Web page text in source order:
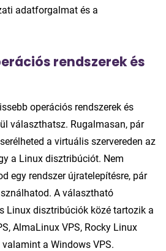
adatforgalmat és a
rendszerek és
operációs rendszerek és
választhatsz. Rugalmasan, pár
a virtuális szervereden az
a Linux disztribúciót. Nem
egy rendszer újratelepítésre, pár
A választható
Linux disztribúciók közé tartozik a
AlmaLinux VPS, Rocky Linux
valamint a Windows VPS.